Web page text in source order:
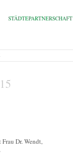
STÄDTEPARTNERSCHAFT
Dr. Wendt,